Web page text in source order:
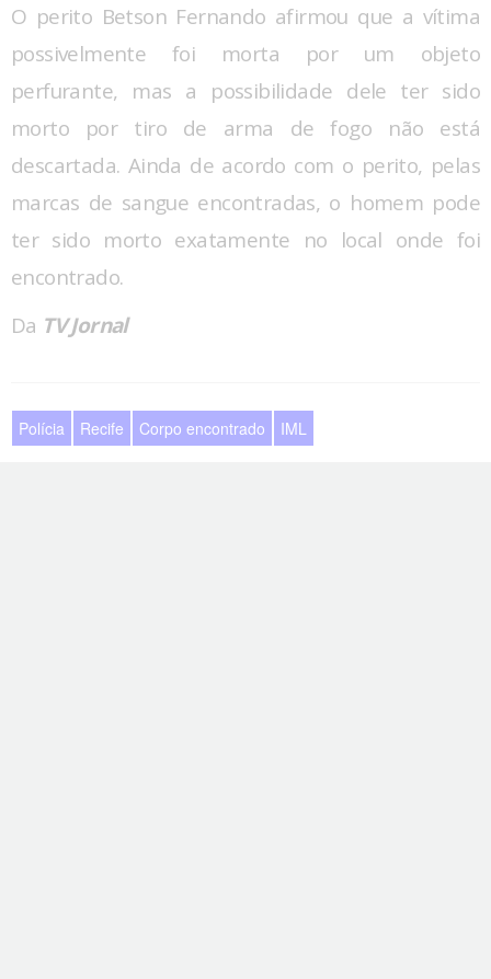
O perito Betson Fernando afirmou que a vítima
possivelmente foi morta por um objeto
perfurante, mas a possibilidade dele ter sido
morto por tiro de arma de fogo não está
descartada. Ainda de acordo com o perito, pelas
marcas de sangue encontradas, o homem pode
ter sido morto exatamente no local onde foi
encontrado.
Da TV Jornal
Polícia Recife Corpo encontrado IML